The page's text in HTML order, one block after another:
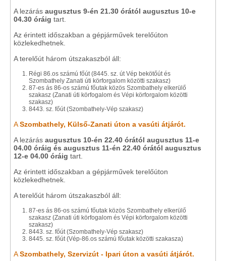
A lezárás augusztus 9-én 21.30 órától augusztus 10-e
04.30 óráig tart.
Az érintett időszakban a gépjárművek terelőúton
közlekedhetnek.
A terelőút három útszakaszból áll:
Régi 86.os számú főút (8445. sz. út Vép bekötőút és
Szombathely Zanati úti körforgalom közötti szakasz)
87-es ás 86-os számú főutak közös Szombathely elkerülő
szakasz (Zanati úti körfogalom és Vépi körforgalom közötti
szakasz)
8443. sz. főút (Szombathely-Vép szakasz)
ASzombathely, Külső-Zanati úton a vasúti átjárót.
A lezárás augusztus 10-én 22.40 órától augusztus 11-e
04.00 óráig és augusztus 11-én 22.40 órától augusztus
12-e 04.00 óráig tart.
Az érintett időszakban a gépjárművek terelőúton
közlekedhetnek.
A terelőút három útszakaszból áll:
87-es ás 86-os számú főutak közös Szombathely elkerülő
szakasz (Zanati úti körfogalom és Vépi körforgalom közötti
szakasz)
8443. sz. főút (Szombathely-Vép szakasz)
8445. sz. főút (Vép-86.os számú főutak közötti szakasza)
ASzombathely, Szervizút - Ipari úton a vasúti átjárót.